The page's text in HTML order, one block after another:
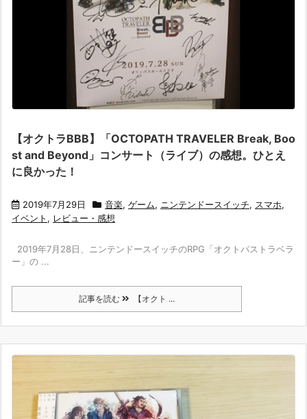
【オクトラBBB】「OCTOPATH TRAVELER Break, Boo
st and Beyond」コンサート（ライブ）の感想。ひとえ
に良かった！
2019年7月29日 音楽, ゲーム, ニンテンドースイッチ, スマホ,
イベント , レビュー・感想
2019年7月28日、ニンテンドースイッチのRPG「オクトパストラベラ
ー」の ...
記事を読む 【オクト ...